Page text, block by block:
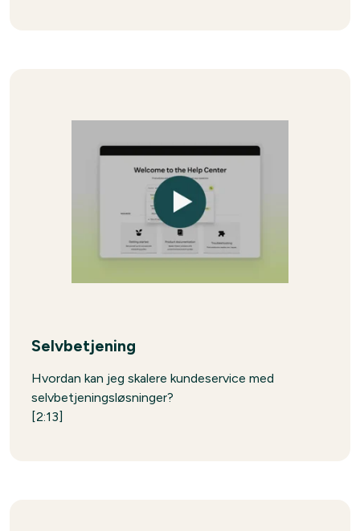
Selvbetjening
Hvordan kan jeg skalere kundeservice med
selvbetjeningsløsninger?
[2:13]